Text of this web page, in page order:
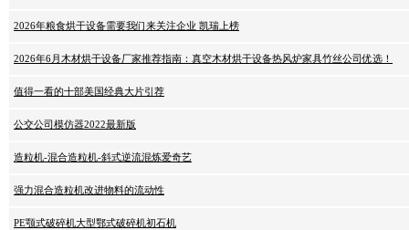
2026年粮食烘干设备需要我们来关注企业 凯瑞上榜
2026年6月木材烘干设备厂家推荐指南：真空木材烘干设备热风炉家具竹丝公司优选！
值得一看的十部美国经典大片引荐
公交公司模仿器2022最新版
造粒机-混合造粒机-斜式逆流混炼爱奇艺
强力混合造粒机改进物料的流动性
PE颚式破碎机大型鄂式破碎机初石机